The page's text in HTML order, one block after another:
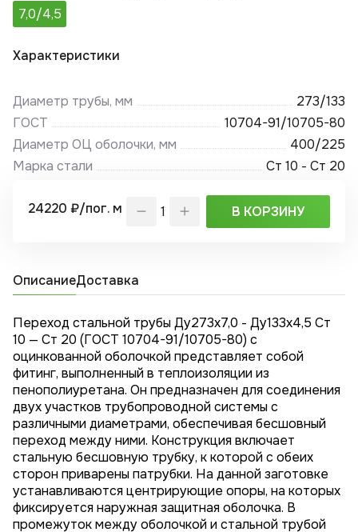
7,0/4,5
Характеристики
Диаметр трубы, мм
273/133
ГОСТ
10704-91/10705-80
Диаметр ОЦ оболочки, мм
400/225
Марка стали
Ст 10 - Ст 20
24220 ₽/пог. м В КОРЗИНУ
ОписаниеДоставка
Переход стальной трубы Ду273х7,0 - Ду133x4,5 Ст
10 — Ст 20 (ГОСТ 10704-91/10705-80) с
оцинкованной оболочкой представляет собой
фитинг, выполненный в теплоизоляции из
пенополиуретана. Он предназначен для соединения
двух участков трубопроводной системы с
различными диаметрами, обеспечивая бесшовный
переход между ними. Конструкция включает
стальную бесшовную трубку, к которой с обеих
сторон приварены патрубки. На данной заготовке
устанавливаются центрирующие опоры, на которых
фиксируется наружная защитная оболочка. В
промежуток между оболочкой и стальной трубой